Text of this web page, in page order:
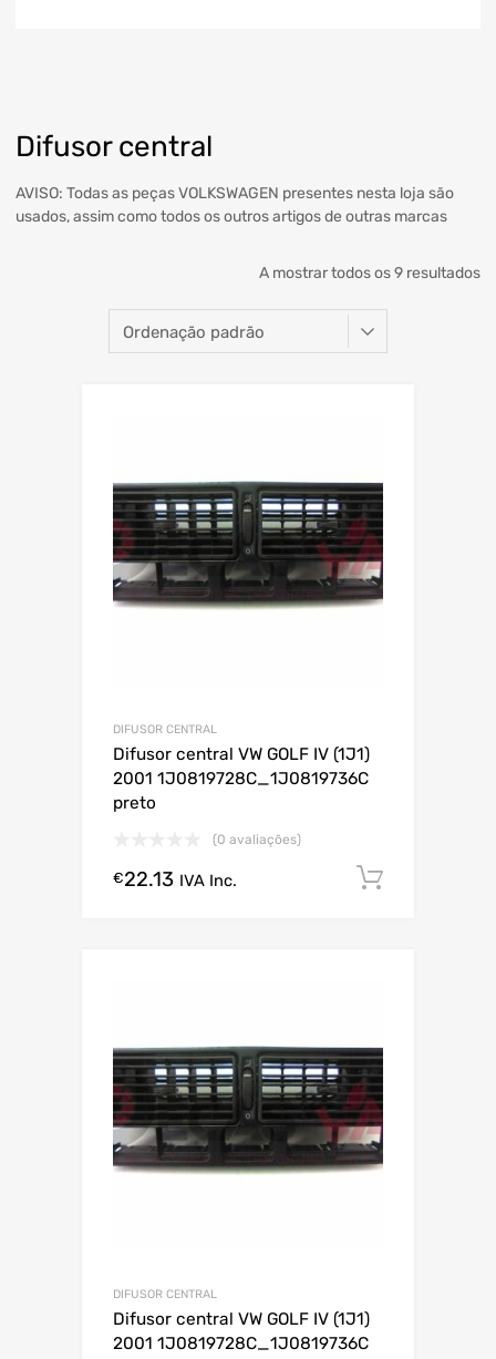
Difusor central
AVISO: Todas as peças VOLKSWAGEN presentes nesta loja são
usados, assim como todos os outros artigos de outras marcas
A mostrar todos os 9 resultados
DIFUSOR CENTRAL
Difusor central VW GOLF IV (1J1)
2001 1J0819728C_1J0819736C
preto
(0 avaliações)
€22.13 IVA Inc.
DIFUSOR CENTRAL
Difusor central VW GOLF IV (1J1)
2001 1J0819728C_1J0819736C